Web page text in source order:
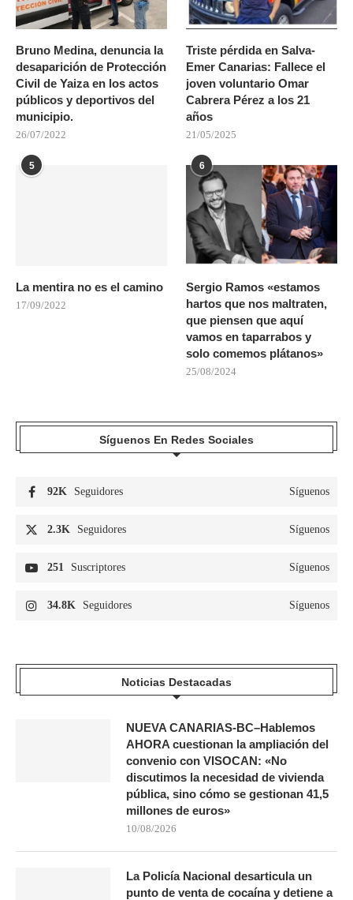
Bruno Medina, denuncia la
desaparición de Protección
Civil de Yaiza en los actos
públicos y deportivos del
municipio.
26/07/2022
Triste pérdida en Salva-
Emer Canarias: Fallece el
joven voluntario Omar
Cabrera Pérez a los 21
años
21/05/2025
5
La mentira no es el camino
17/09/2022
6
Sergio Ramos «estamos
hartos que nos maltraten,
que piensen que aquí
vamos en taparrabos y
solo comemos plátanos»
25/08/2024
Síguenos En Redes Sociales
92K Seguidores Síguenos
2.3K Seguidores Síguenos
251 Suscriptores Síguenos
34.8K Seguidores Síguenos
Noticias Destacadas
NUEVA CANARIAS-BC–Hablemos
AHORA cuestionan la ampliación del
convenio con VISOCAN: «No
discutimos la necesidad de vivienda
pública, sino cómo se gestionan 41,5
millones de euros»
10/08/2026
La Policía Nacional desarticula un
punto de venta de cocaína y detiene a